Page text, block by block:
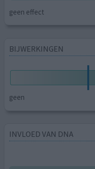
geen effect
BIJWERKINGEN
geen
INVLOED VAN DNA